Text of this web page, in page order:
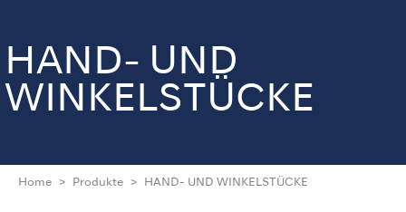
HAND- UND
WINKELSTÜCKE
Home Produkte HAND- UND WINKELSTÜCKE